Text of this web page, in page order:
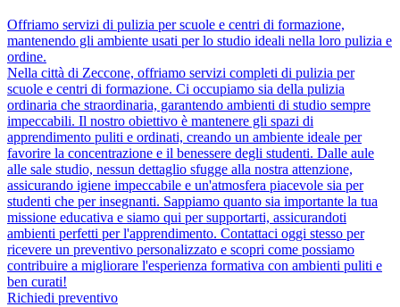
Offriamo servizi di pulizia per scuole e centri di formazione,
mantenendo gli ambiente usati per lo studio ideali nella loro pulizia e
ordine.
Nella città di Zeccone, offriamo servizi completi di pulizia per
scuole e centri di formazione. Ci occupiamo sia della pulizia
ordinaria che straordinaria, garantendo ambienti di studio sempre
impeccabili. Il nostro obiettivo è mantenere gli spazi di
apprendimento puliti e ordinati, creando un ambiente ideale per
favorire la concentrazione e il benessere degli studenti. Dalle aule
alle sale studio, nessun dettaglio sfugge alla nostra attenzione,
assicurando igiene impeccabile e un'atmosfera piacevole sia per
studenti che per insegnanti. Sappiamo quanto sia importante la tua
missione educativa e siamo qui per supportarti, assicurandoti
ambienti perfetti per l'apprendimento. Contattaci oggi stesso per
ricevere un preventivo personalizzato e scopri come possiamo
contribuire a migliorare l'esperienza formativa con ambienti puliti e
ben curati!
Richiedi preventivo